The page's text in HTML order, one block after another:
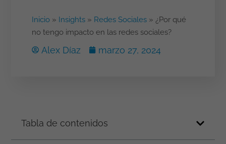
Inicio» Insights» Redes Sociales» ¿Por qué
no tengo impacto en las redes sociales?
Alex Díaz marzo 27, 2024
Tabla de contenidos